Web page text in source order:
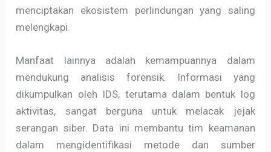
menciptakan ekosistem perlindungan yang saling
melengkapi.
Manfaat lainnya adalah kemampuannya dalam
mendukung analisis forensik. Informasi yang
dikumpulkan oleh IDS, terutama dalam bentuk log
aktivitas, sangat berguna untuk melacak jejak
serangan siber. Data ini membantu tim keamanan
dalam mengidentifikasi metode dan sumber